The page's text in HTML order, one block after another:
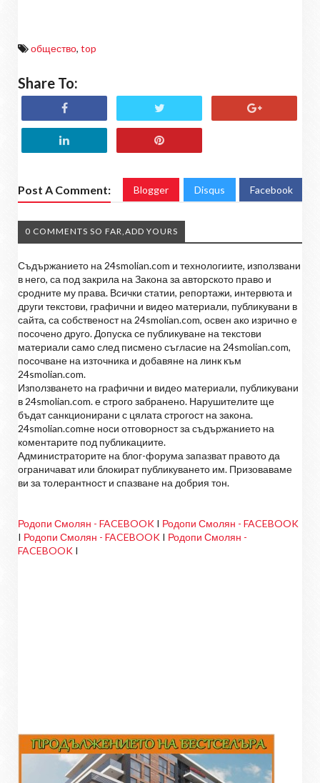
общество, top
Share To:
Post A Comment: Blogger Disqus Facebook
0 COMMENTS SO FAR,ADD YOURS
Съдържанието на 24smolian.com и технологиите, използвани
в него, са под закрила на Закона за авторското право и
сродните му права. Всички статии, репортажи, интервюта и
други текстови, графични и видео материали, публикувани в
сайта, са собственост на 24smolian.com, освен ако изрично е
посочено друго. Допуска се публикуване на текстови
материали само след писмено съгласие на 24smolian.com,
посочване на източника и добавяне на линк към
24smolian.com.
Използването на графични и видео материали, публикувани
в 24smolian.com. е строго забранено. Нарушителите ще
бъдат санкционирани с цялата строгост на закона.
24smolian.comне носи отговорност за съдържанието на
коментарите под публикациите.
Администраторите на блог-форума запазват правото да
ограничават или блокират публикуването им. Призоваваме
ви за толерантност и спазване на добрия тон.
Родопи Смолян - FACEBOOK I Родопи Смолян - FACEBOOK
I Родопи Смолян - FACEBOOK I Родопи Смолян -
FACEBOOK I